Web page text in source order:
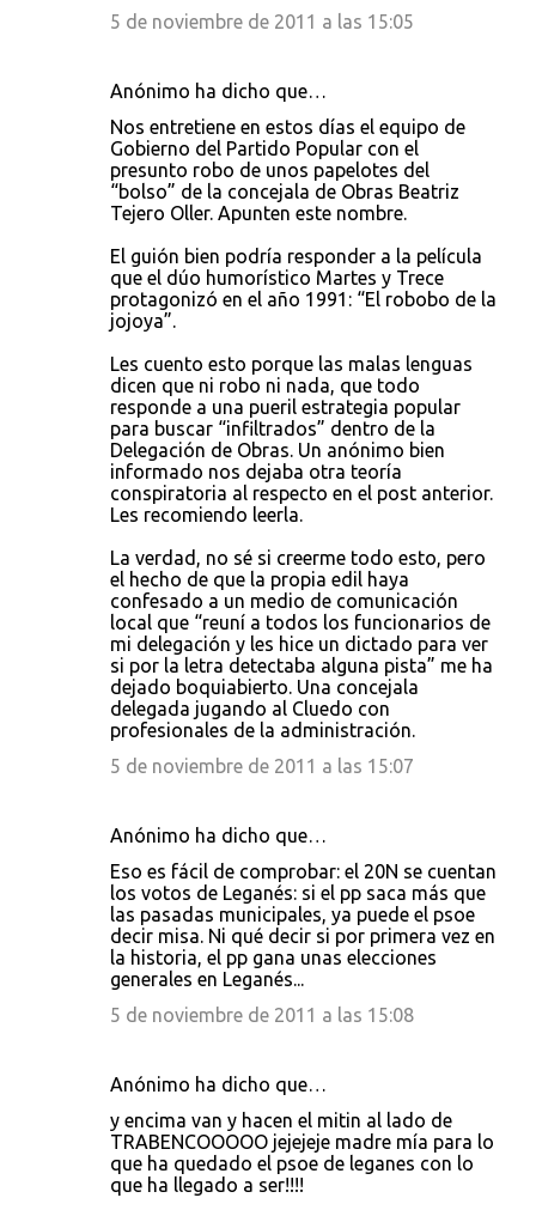
5 de noviembre de 2011 a las 15:05
Anónimo ha dicho que…
Nos entretiene en estos días el equipo de
Gobierno del Partido Popular con el
presunto robo de unos papelotes del
“bolso” de la concejala de Obras Beatriz
Tejero Oller. Apunten este nombre.
El guión bien podría responder a la película
que el dúo humorístico Martes y Trece
protagonizó en el año 1991: “El robobo de la
jojoya”.
Les cuento esto porque las malas lenguas
dicen que ni robo ni nada, que todo
responde a una pueril estrategia popular
para buscar “infiltrados” dentro de la
Delegación de Obras. Un anónimo bien
informado nos dejaba otra teoría
conspiratoria al respecto en el post anterior.
Les recomiendo leerla.
La verdad, no sé si creerme todo esto, pero
el hecho de que la propia edil haya
confesado a un medio de comunicación
local que “reuní a todos los funcionarios de
mi delegación y les hice un dictado para ver
si por la letra detectaba alguna pista” me ha
dejado boquiabierto. Una concejala
delegada jugando al Cluedo con
profesionales de la administración.
5 de noviembre de 2011 a las 15:07
Anónimo ha dicho que…
Eso es fácil de comprobar: el 20N se cuentan
los votos de Leganés: si el pp saca más que
las pasadas municipales, ya puede el psoe
decir misa. Ni qué decir si por primera vez en
la historia, el pp gana unas elecciones
generales en Leganés...
5 de noviembre de 2011 a las 15:08
Anónimo ha dicho que…
y encima van y hacen el mitin al lado de
TRABENCOOOOO jejejeje madre mía para lo
que ha quedado el psoe de leganes con lo
que ha llegado a ser!!!!